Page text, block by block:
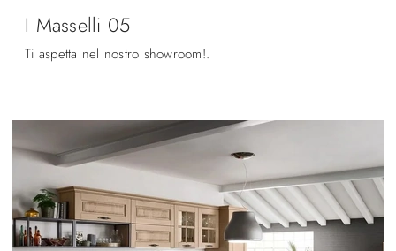
I Masselli 05
Ti aspetta nel nostro showroom!.